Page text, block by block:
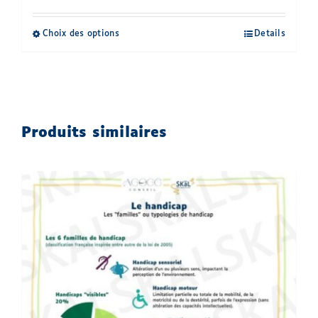
Choix des optionsCe
variations.
être
choisies
sur
page
Details
Produits similaires